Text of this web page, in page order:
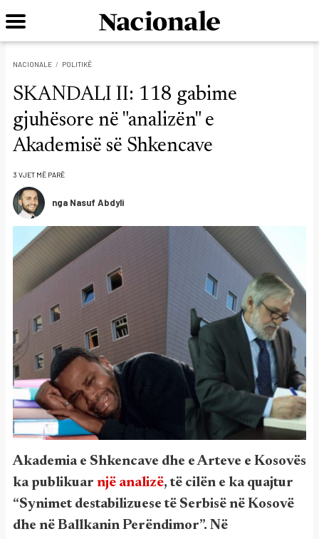
NACIONALE POLITIKË
SKANDALI II: 118 gabime
gjuhësore në "analizën" e
Akademisë së Shkencave
3 VJET MË PARË
nga Nasuf Abdyli
Akademia e Shkencave dhe e Arteve e Kosovës
ka publikuar një analizë, të cilën e ka quajtur
“Synimet destabilizuese të Serbisë në Kosovë
dhe në Ballkanin Perëndimor”. Në